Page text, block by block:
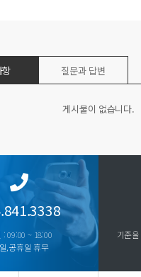
항 질문과 답변
게시물이 없습니다.
: 09:00 ~ 18:00
,공휴일 휴무
기준